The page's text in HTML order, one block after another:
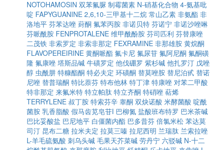
NOTOHAMOSIN 双苯氟脲 制霉菌素 N-硝基化合物 4-氨基吡
啶 FAPYGUANINE 2,6,10-三甲基十二烷 常山乙素 非氨酯 非
洛地平 芬苯达唑 葑酮 氟苯丙胺 非诺贝特 芬诺宁 非诺沙唑啉
芬哌酰胺 FENPROTALENE 维甲酰酚胺 芬司匹利 芬替康唑
二茂铁 非索罗定 非索非那定 FEXRAMINE 非那雄胺 黄烷酮
FLAVOPEREIRINE 黄酮哌酯 氟卡尼 氟尿苷 氟阿尼酮 氟酮磺
隆 氟康唑 塔斯品碱 牛磺罗定 他伐硼罗 紫杉碱 他扎罗汀 戊唑
醇 虫酰肼 特糠酯酮 特必夫定 环磺酮 替莫唑胺 替尼泊甙 替诺
尼唑 替普瑞酮 特比萘芬 特布他林 特丁津 特康唑 对苯二甲酸
特非那定 来氟米特 特立帕肽 特立齐酮 特硝唑 萜烯
TERRYLENE 叔丁胺 特索芬辛 睾酮 双炔诺酸 米酵菌酸 啶酰
菌胺 乳香脂酸 假马齿苋皂苷I 巴柳氮 盐酸班布特罗 巴米茶碱
巴比妥酸盐 巴尼地平 白僵菌内酯 巴多昔芬 倍氯米松 苯达莫
司汀 昆布二糖 拉米夫定 拉莫三嗪 拉尼西明 兰瑞肽 兰索拉唑
L-羊毛硫氨酸 刺乌头碱 毛果天芥菜碱 劳丹宁 六驳碱 N-十二